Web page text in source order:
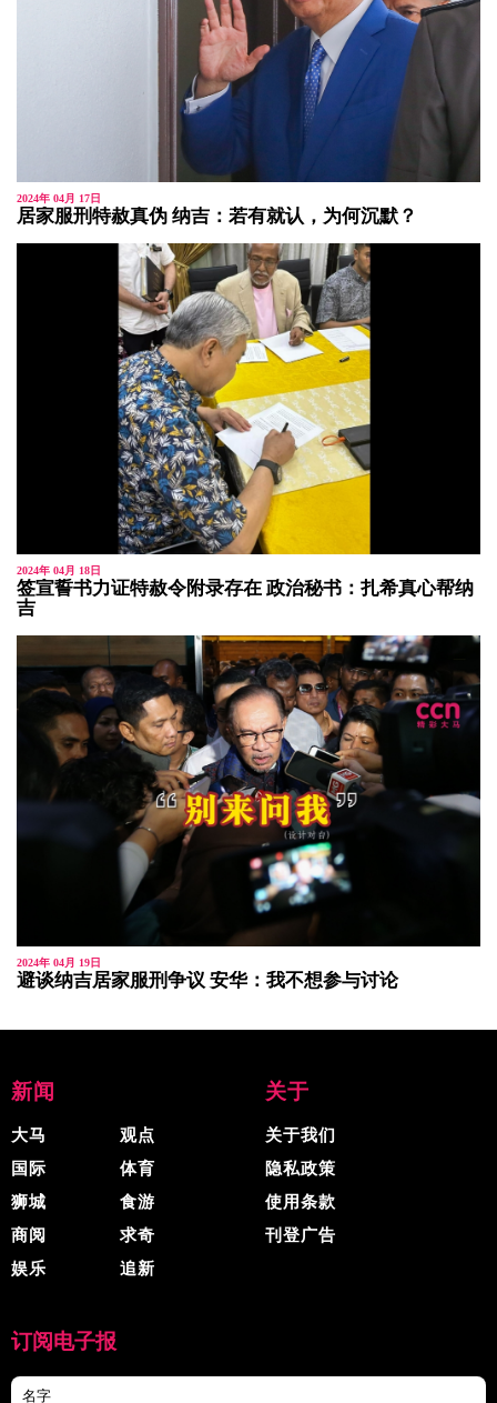
2024年 04月 17日
居家服刑特赦真伪 纳吉：若有就认，为何沉默？
2024年 04月 18日
签宣誓书力证特赦令附录存在 政治秘书：扎希真心帮纳
吉
2024年 04月 19日
避谈纳吉居家服刑争议 安华：我不想参与讨论
新闻
大马
国际
狮城
商阅
娱乐
观点
体育
食游
求奇
追新
关于
关于我们
隐私政策
使用条款
刊登广告
订阅电子报